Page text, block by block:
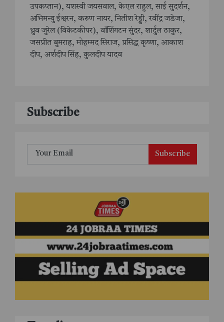
उपकप्तान), यशस्वी जयसवाल, केएल राहुल, साई सुदर्शन,
अभिमन्यु ईश्वरन, करुण नायर, नितीश रेड्डी, रवींद्र जडेजा,
ध्रुव जुरेल (विकेटकीपर), वॉशिंगटन सुंदर, शार्दुल ठाकुर,
जसप्रीत बुमराह, मोहम्मद सिराज, प्रसिद्ध कृष्णा, आकाश
दीप, अर्शदीप सिंह, कुलदीप यादव
Subscribe
Subscribe